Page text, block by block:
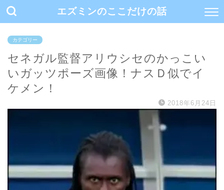
エズミンのここだけの話
カテゴリー
セネガル監督アリウシセのかっこい
いガッツポーズ画像！ナスＤ似でイ
ケメン！
2018年6月24日